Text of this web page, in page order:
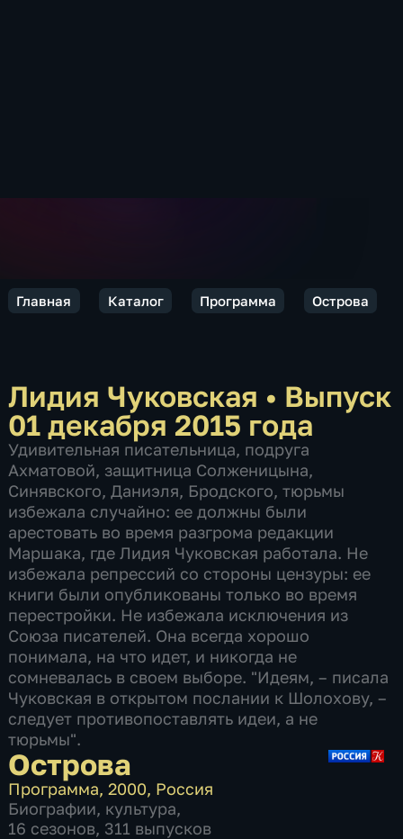
Главная Каталог Программа Острова
Лидия Чуковская • Выпуск
01 декабря 2015 года
Удивительная писательница, подруга
Ахматовой, защитница Солженицына,
Синявского, Даниэля, Бродского, тюрьмы
избежала случайно: ее должны были
арестовать во время разгрома редакции
Маршака, где Лидия Чуковская работала. Не
избежала репрессий со стороны цензуры: ее
книги были опубликованы только во время
перестройки. Не избежала исключения из
Союза писателей. Она всегда хорошо
понимала, на что идет, и никогда не
сомневалась в своем выборе. "Идеям, – писала
Чуковская в открытом послании к Шолохову, –
следует противопоставлять идеи, а не
тюрьмы".
Острова
Программа,2000, Россия
Биографии, культура,
16 сезонов, 311 выпусков